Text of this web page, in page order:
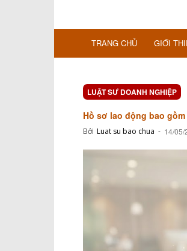
TRANG CHỦ GIỚI
LUẬT SƯ DOANH NGHIỆP
Hồ sơ lao động bao
Bởi Luat su bao chua - 14/05/